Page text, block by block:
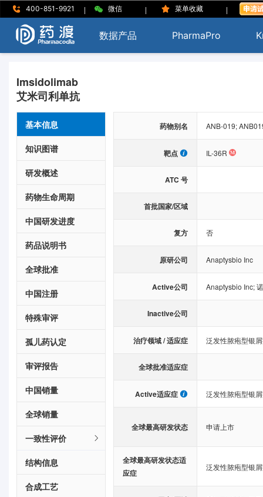
400-851-9921 | 微信 | 菜单收藏 |
数据产品 PharmaPro
Imsidolimab
艾米司利单抗
基本信息
知识图谱
研发概述
药物生命周期
中国研发进度
药品说明书
全球批准
中国注册
特殊审评
孤儿药认定
审评报告
中国销量
全球销量
一致性评价
结构信息
合成工艺
药物别名 ANB-019;
靶点 IL-36R
ATC 号
首批国家/区域
复方 否
原研公司 Anaptysbio Inc
Active公司 Anaptysbio Inc;
Inactive公司
治疗领域 / 适应症 泛发性脓疱型银
全球批准适应症
Active适应症 泛发性脓疱型银
全球最高研发状态 申请上市
全球最高研发状态适
应症
泛发性脓疱型银